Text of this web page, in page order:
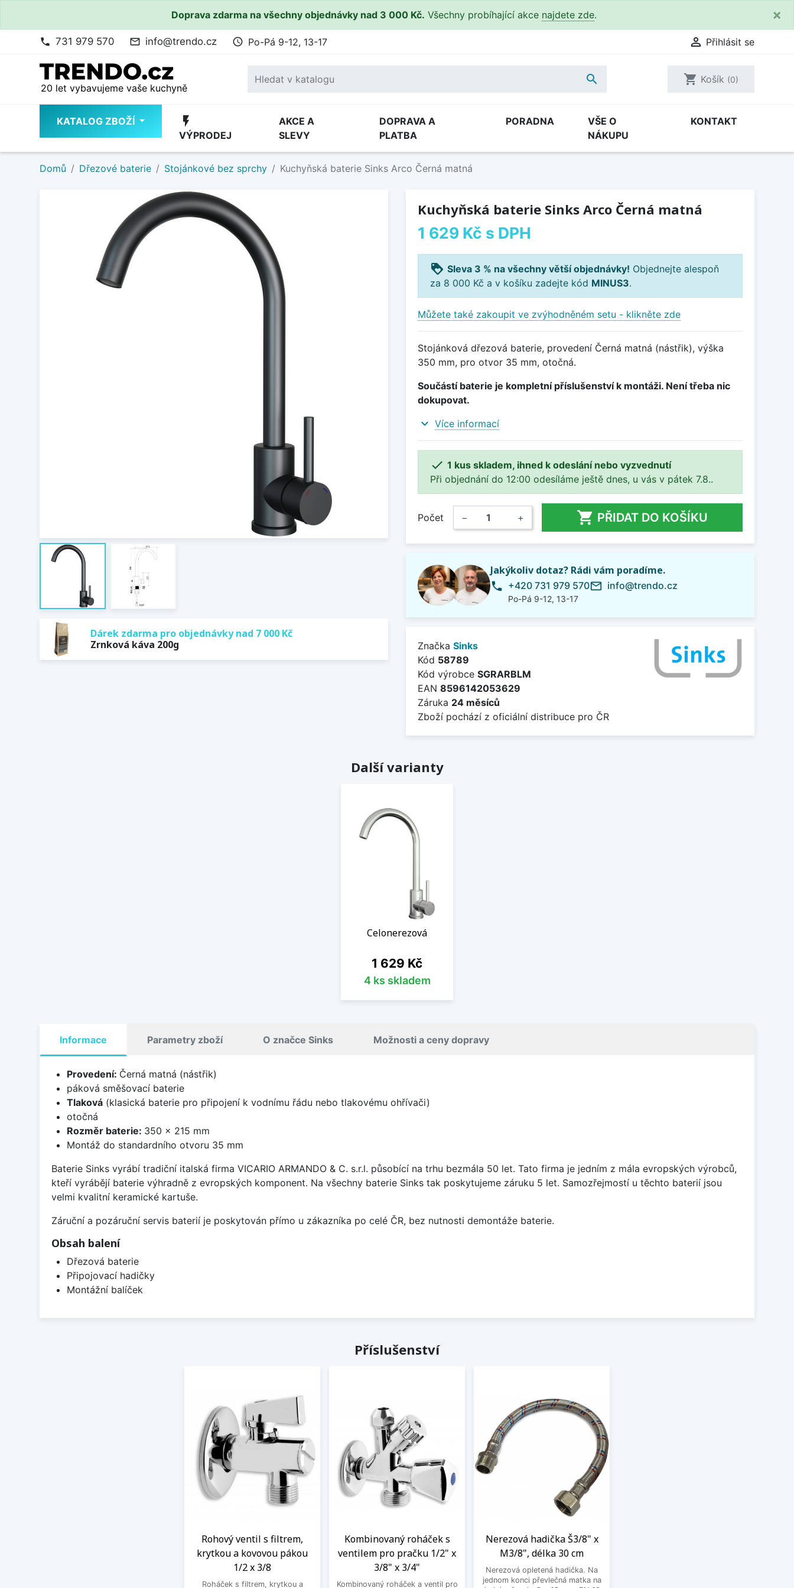
Doprava zdarma na všechny objednávky nad 3 000 Kč. Všechny probíhající akce najdete zde. ×
phone 731 979 570 mail_outline info@trendo.cz access_time Po-Pá 9-12, 13-17  Přihlásit se
20 let vybavujeme vaše kuchyně
 shopping_cart Košík (0)
KATALOG ZBOŽÍ flash_on
VÝPRODEJ
AKCE A
SLEVY
DOPRAVA A
PLATBA
PORADNA
VŠE O
NÁKUPU
KONTAKT
Domů Dřezové baterie Stojánkové bez sprchy Kuchyňská baterie Sinks Arco Černá matná
Dárek zdarma pro objednávky nad 7 000 Kč
Zrnková káva 200g
Kuchyňská baterie Sinks Arco Černá matná
1 629 Kč s DPH
loyalty Sleva 3 % na všechny větší objednávky! Objednejte alespoň
za 8 000 Kč a v košíku zadejte kód MINUS3.
Můžete také zakoupit ve zvýhodněném setu - klikněte zde
Stojánková dřezová baterie, provedení Černá matná (nástřik), výška
350 mm, pro otvor 35 mm, otočná.
Součástí baterie je kompletní příslušenství k montáži. Není třeba nic
dokupovat.
expand_more Více informací
 1 kus skladem, ihned k odeslání nebo vyzvednutí
Při objednání do 12:00 odesíláme ještě dnes, u vás v pátek 7.8..
Počet − +  PŘIDAT DO KOŠÍKU
Jakýkoliv dotaz? Rádi vám poradíme.
phone +420 731 979 570
Po-Pá 9-12, 13-17
mail_outline info@trendo.cz
Značka Sinks
Kód 58789
Kód výrobce SGRARBLM
EAN 8596142053629
Záruka 24 měsíců
Zboží pochází z oficiální distribuce pro ČR
Další varianty
Celonerezová
Cena
1 629 Kč
4 ks skladem
Informace Parametry zboží O značce Sinks Možnosti a ceny dopravy
Provedení: Černá matná (nástřik)
páková směšovací baterie
Tlaková(klasická baterie pro připojení k vodnímu řádu nebo tlakovému ohřívači)
otočná
Rozměr baterie: 350 x 215 mm
Montáž do standardního otvoru 35 mm
Baterie Sinks vyrábí tradiční italská firma VICARIO ARMANDO & C. s.r.l. působící na trhu bezmála 50 let. Tato firma je jedním z mála evropských výrobců,
kteří vyrábějí baterie výhradně z evropských komponent. Na všechny baterie Sinks tak poskytujeme záruku 5 let. Samozřejmostí u těchto baterií jsou
velmi kvalitní keramické kartuše.
Záruční a pozáruční servis baterií je poskytován přímo u zákazníka po celé ČR, bez nutnosti demontáže baterie.
Obsah balení
Dřezová baterie
Připojovací hadičky
Montážní balíček
Příslušenství
Rohový ventil s filtrem,
krytkou a kovovou pákou
1/2 x 3/8
Roháček s filtrem, krytkou a
Kombinovaný roháček s
ventilem pro pračku 1/2" x
3/8" x 3/4"
Kombinovaný roháček a ventil pro
Nerezová hadička Š3/8" x
M3/8", délka 30 cm
Nerezová opletená hadička. Na
jednom konci převlečná matka na